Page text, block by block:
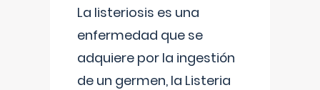
La listeriosis es una
enfermedad que se
adquiere por la ingestión
de un germen, la Listeria